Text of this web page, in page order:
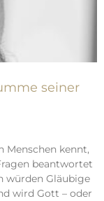
seiner
Menschen kennt,
beantwortet
würden Gläubige
wird Gott – oder